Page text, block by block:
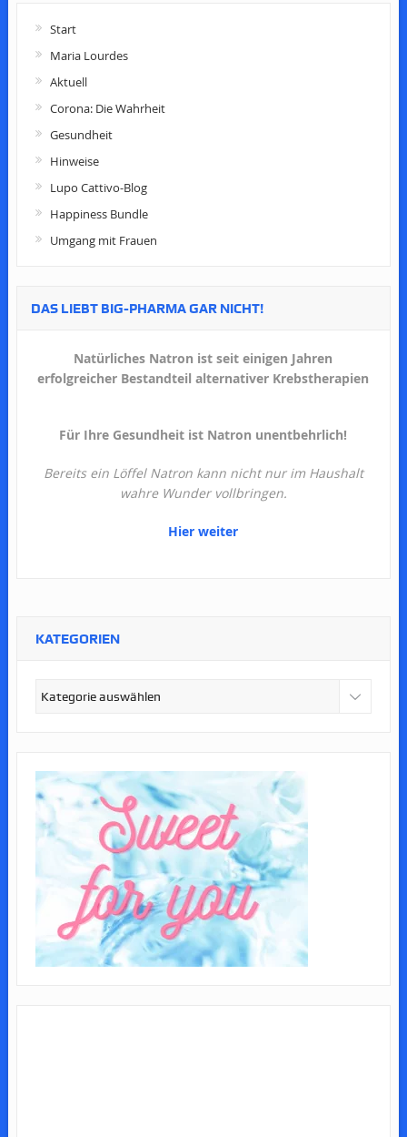
Start
Maria Lourdes
Aktuell
Corona: Die Wahrheit
Gesundheit
Hinweise
Lupo Cattivo-Blog
Happiness Bundle
Umgang mit Frauen
DAS LIEBT BIG-PHARMA GAR NICHT!
Natürliches Natron ist seit einigen Jahren
erfolgreicher Bestandteil alternativer Krebstherapien
Für Ihre Gesundheit ist Natron unentbehrlich!
Bereits ein Löffel Natron kann nicht nur im Haushalt
wahre Wunder vollbringen.
Hier weiter
KATEGORIEN